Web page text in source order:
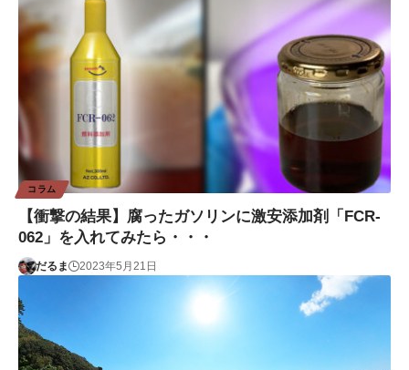
コラム
【衝撃の結果】腐ったガソリンに激安添加剤「FCR-
062」を入れてみたら・・・
だるま 2023年5月21日